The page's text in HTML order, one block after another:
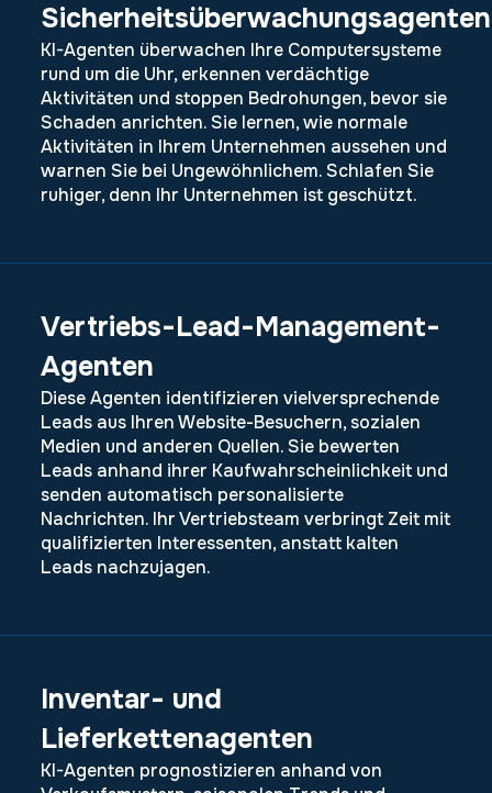
Sicherheitsüberwachungsagenten
KI-Agenten überwachen Ihre Computersysteme
rund um die Uhr, erkennen verdächtige
Aktivitäten und stoppen Bedrohungen, bevor sie
Schaden anrichten. Sie lernen, wie normale
Aktivitäten in Ihrem Unternehmen aussehen und
warnen Sie bei Ungewöhnlichem. Schlafen Sie
ruhiger, denn Ihr Unternehmen ist geschützt.
Vertriebs-Lead-Management-
Agenten
Diese Agenten identifizieren vielversprechende
Leads aus Ihren Website-Besuchern, sozialen
Medien und anderen Quellen. Sie bewerten
Leads anhand ihrer Kaufwahrscheinlichkeit und
senden automatisch personalisierte
Nachrichten. Ihr Vertriebsteam verbringt Zeit mit
qualifizierten Interessenten, anstatt kalten
Leads nachzujagen.
Inventar- und
Lieferkettenagenten
KI-Agenten prognostizieren anhand von